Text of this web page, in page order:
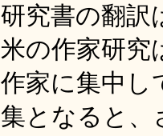
研究書の翻訳
米の作家研究
作家に集中し
集となると、